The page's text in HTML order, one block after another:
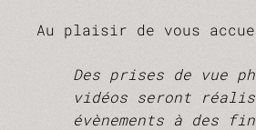
Au plaisir de vous
Des prises de vue
vidéos seront
évènements à des